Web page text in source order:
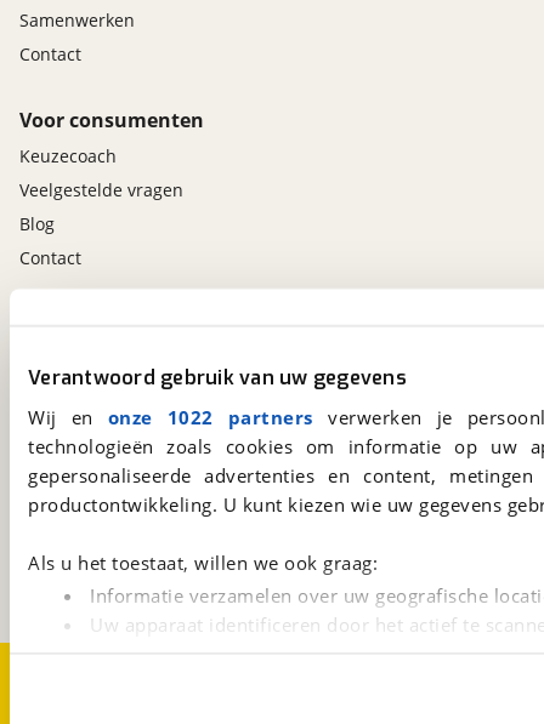
Verantwoord gebruik van uw gegevens
Wij en onze 1022 partners verwerken je
technologieën zoals cookies om informatie op
gepersonaliseerde advertenties en content,
productontwikkeling. U kunt kiezen wie uw gegevens
Als u het toestaat, willen we ook graag:
Informatie verzamelen over uw geografische
Uw apparaat identificeren door het actief te
Samenwerken
Contact
Voor consumenten
Keuzecoach
Veelgestelde vragen
Blog
Contact
viaBOVAG.nl
15
Een initiatief van
BOVAG
Altijd het meest recente aanbod bij de hand.